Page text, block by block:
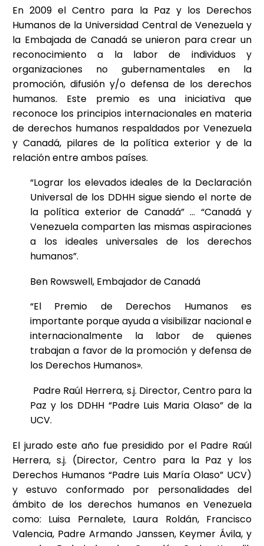
En 2009 el Centro para la Paz y los Derechos
Humanos de la Universidad Central de Venezuela y
la Embajada de Canadá se unieron para crear un
reconocimiento a la labor de individuos y
organizaciones no gubernamentales en la
promoción, difusión y/o defensa de los derechos
humanos. Este premio es una iniciativa que
reconoce los principios internacionales en materia
de derechos humanos respaldados por Venezuela
y Canadá, pilares de la política exterior y de la
relación entre ambos países.
“Lograr los elevados ideales de la Declaración
Universal de los DDHH sigue siendo el norte de
la política exterior de Canadá” … “Canadá y
Venezuela comparten las mismas aspiraciones
a los ideales universales de los derechos
humanos”.
Ben Rowswell, Embajador de Canadá
“El Premio de Derechos Humanos es
importante porque ayuda a visibilizar nacional e
internacionalmente la labor de quienes
trabajan a favor de la promoción y defensa de
los Derechos Humanos».
Padre Raúl Herrera, s.j. Director, Centro para la
Paz y los DDHH “Padre Luis Maria Olaso” de la
UCV.
El jurado este año fue presidido por el Padre Raúl
Herrera, s.j. (Director, Centro para la Paz y los
Derechos Humanos “Padre Luis María Olaso” UCV)
y estuvo conformado por personalidades del
ámbito de los derechos humanos en Venezuela
como: Luisa Pernalete, Laura Roldán, Francisco
Valencia, Padre Armando Janssen, Keymer Ávila, y